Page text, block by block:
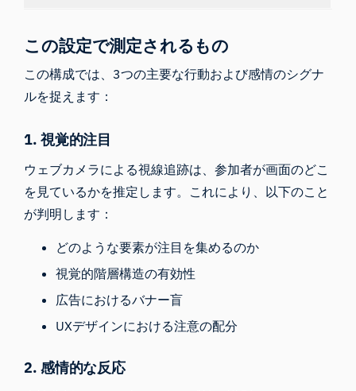
この設定で測定されるもの
この構成では、3つの主要な行動および感情のシグナ
ルを捉えます：
1. 視覚的注目
ウェブカメラによる視線追跡は、参加者が画面のどこ
を見ているかを推定します。これにより、以下のこと
が判明します：
どのような要素が注目を集めるのか
視覚的階層構造の有効性
広告におけるバナー盲
UXデザインにおける注意の配分
2. 感情的な反応